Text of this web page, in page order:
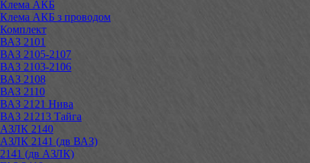
Клема АКБ
Клема АКБ з проводом
Комплект
ВАЗ 2101
ВАЗ 2105-2107
ВАЗ 2103-2106
ВАЗ 2108
ВАЗ 2110
ВАЗ 2121 Нива
ВАЗ 21213 Тайга
АЗЛК 2140
АЗЛК 2141 (дв ВАЗ)
2141 (дв АЗЛК)